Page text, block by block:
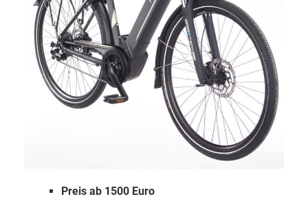
Preis ab 1500 Euro